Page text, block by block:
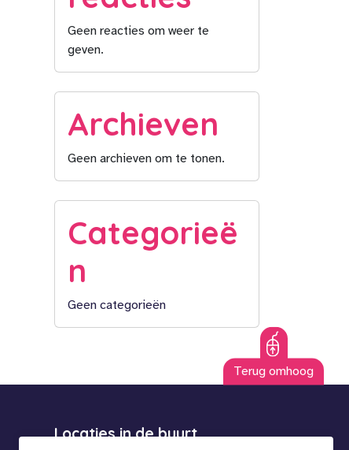
Geen reacties om weer te
geven.
Archieven
Geen archieven om te tonen.
Categorieë
n
Geen categorieën
Terug omhoog
Locaties in de buurt